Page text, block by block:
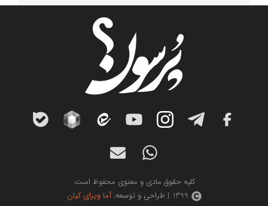
کلیه حقوق مادی و معنوی محفوظ است.
1399 | طراحی و توسعه:
آما ویرای کیان